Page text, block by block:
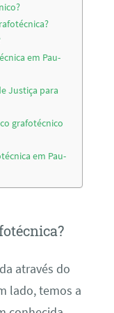
em Pau-
Justiça para
grafotécnico
em Pau-
através do
lado, temos a